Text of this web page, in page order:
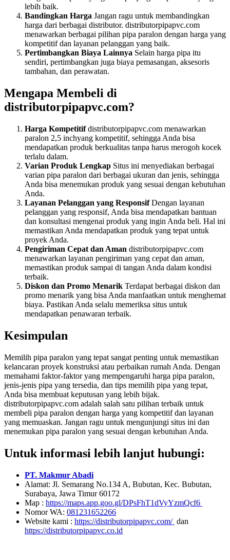
lebih baik.
Bandingkan Harga Jangan ragu untuk membandingkan
harga dari berbagai distributor. distributorpipapvc.com
menawarkan berbagai pilihan pipa paralon dengan harga yang
kompetitif dan layanan pelanggan yang baik.
Pertimbangkan Biaya Lainnya Selain harga pipa itu
sendiri, pertimbangkan juga biaya pemasangan, aksesoris
tambahan, dan perawatan.
Mengapa Membeli di
distributorpipapvc.com?
Harga Kompetitifdistributorpipapvc.com menawarkan
paralon 2,5 inchyang kompetitif, sehingga Anda bisa
mendapatkan produk berkualitas tanpa harus merogoh kocek
terlalu dalam.
Varian Produk Lengkap Situs ini menyediakan berbagai
varian pipa paralon dari berbagai ukuran dan jenis, sehingga
Anda bisa menemukan produk yang sesuai dengan kebutuhan
Anda.
Layanan Pelanggan yang ResponsifDengan layanan
pelanggan yang responsif, Anda bisa mendapatkan bantuan
dan konsultasi mengenai produk yang ingin Anda beli. Hal ini
memastikan Anda mendapatkan produk yang tepat untuk
proyek Anda.
Pengiriman Cepat dan Aman distributorpipapvc.com
menawarkan layanan pengiriman yang cepat dan aman,
memastikan produk sampai di tangan Anda dalam kondisi
terbaik.
Diskon dan Promo Menarik Terdapat berbagai diskon dan
promo menarik yang bisa Anda manfaatkan untuk menghemat
biaya. Pastikan Anda selalu memeriksa situs untuk
mendapatkan penawaran terbaik.
Kesimpulan
Memilih pipa paralon yang tepat sangat penting untuk memastikan
kelancaran proyek konstruksi atau perbaikan rumah Anda. Dengan
memahami faktor-faktor yang mempengaruhi harga pipa paralon,
jenis-jenis pipa yang tersedia, dan tips memilih pipa yang tepat,
Anda bisa membuat keputusan yang lebih bijak.
distributorpipapvc.com adalah salah satu pilihan terbaik untuk
membeli pipa paralon dengan harga yang kompetitif dan layanan
yang memuaskan. Jangan ragu untuk mengunjungi situs ini dan
menemukan pipa paralon yang sesuai dengan kebutuhan Anda.
Untuk informasi lebih lanjut hubungi:
PT. Makmur Abadi
Alamat: Jl. Semarang No.134 A, Bubutan, Kec. Bubutan,
Surabaya, Jawa Timur 60172
Map : https://maps.app.goo.gl/DPsFhT1dVyYzmQcf6
Nomor WA: 081231652266
Website kami : https://distributorpipapvc.com/ dan
https://distributorpipapvc.co.id